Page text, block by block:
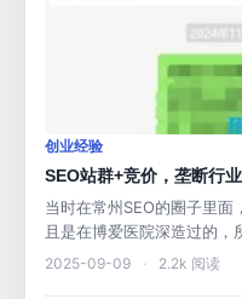
创业经验
SEO站群+竞价，垄断行
当时在常州SEO的圈子里
且是在博爱医院深造过的
2025-09-09 · 2.2k 阅读